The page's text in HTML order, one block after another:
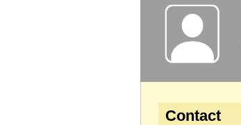
Contact